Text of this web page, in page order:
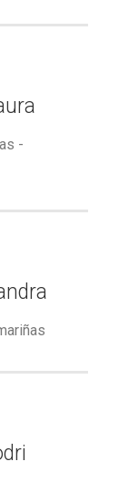
-